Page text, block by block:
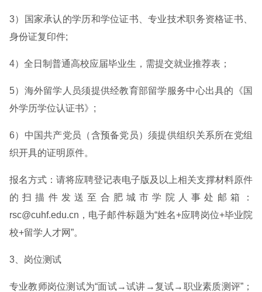
3）国家承认的学历和学位证书、专业技术职务资格证书、
身份证复印件;
4）全日制普通高校应届毕业生，需提交就业推荐表；
5）海外留学人员须提供经教育部留学服务中心出具的《国
外学历学位认证书》;
6）中国共产党员（含预备党员）须提供组织关系所在党组
织开具的证明原件。
报名方式：请将应聘登记表电子版及以上相关支撑材料原件
的扫描件发送至合肥城市学院人事处邮箱：
rsc@cuhf.edu.cn，电子邮件标题为“姓名+应聘岗位+毕业院
校+留学人才网”。
3、岗位测试
专业教师岗位测试为“面试→试讲→复试→职业素质测评”；